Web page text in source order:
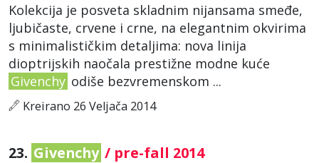
Kolekcija je posveta skladnim nijansama smeđe,
ljubičaste, crvene i crne, na elegantnim okvirima
s minimalističkim detaljima: nova linija
dioptrijskih naočala prestižne modne kuće
Givenchy odiše bezvremenskom ...
Kreirano 26 Veljača 2014
23. Givenchy / pre-fall 2014